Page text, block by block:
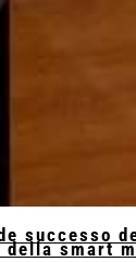
successo
della smart